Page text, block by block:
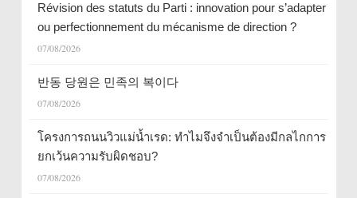
Révision des statuts du Parti : innovation pour s’adapter
ou perfectionnement du mécanisme de direction ?
07/08/2026
반동 당원은 민족의 복이다
07/08/2026
โครงการถนนวิวแม่น้ำเรด: ทำไมจึงจำเป็นต้องมีกลไกการ
ยกเว้นความรับผิดชอบ?
07/08/2026